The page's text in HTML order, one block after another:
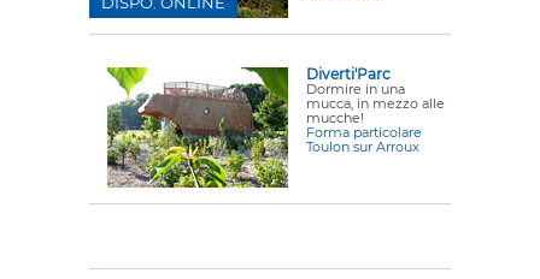
Diverti'Parc
Dormire in una
mucca, in mezzo alle
mucche!
Forma particolare
Toulon sur Arroux